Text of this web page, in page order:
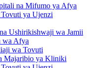
na Mifumo ya Afya
ya Ujenzi
Ushirikishwaji wa Jamii
wa Afya
wa Tovuti
Majaribio ya Kliniki